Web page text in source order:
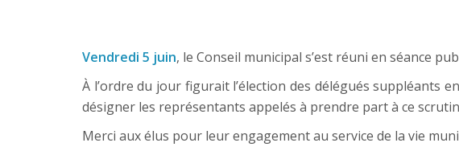
Vendredi 5 juin, le Conseil municipal s’est réuni en séance
À l’ordre du jour figurait l’élection des délégués suppléants
désigner les représentants appelés à prendre part à ce
Merci aux élus pour leur engagement au service de la vie